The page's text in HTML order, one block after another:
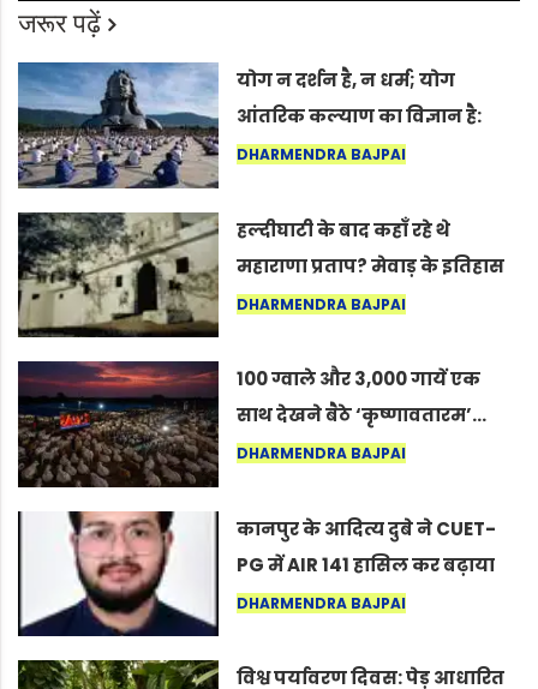
जरूर पढ़ें
योग न दर्शन है, न धर्म; योग
आंतरिक कल्याण का विज्ञान है:
अंतरराष्ट्रीय योग दिवस 2026 पर
DHARMENDRA BAJPAI
हल्दीघाटी के बाद कहाँ रहे थे
महाराणा प्रताप? मेवाड़ के इतिहास
का वह अनकहा अध्याय जो आज भी
DHARMENDRA BAJPAI
100 ग्वाले और 3,000 गायें एक
साथ देखने बैठे ‘कृष्णावतारम’…
नागपुर में दिखा ऐसा नज़ारा कि
कर सकते हैं”
DHARMENDRA BAJPAI
कानपुर के आदित्य दुबे ने CUET-
PG में AIR 141 हासिल कर बढ़ाया
शहर का मान
DHARMENDRA BAJPAI
विश्व पर्यावरण दिवस: पेड़ आधारित